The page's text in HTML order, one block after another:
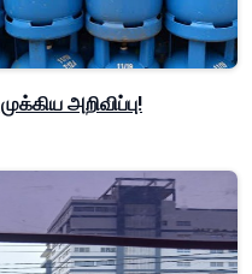
அறிவிப்பு!